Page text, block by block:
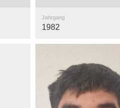
Jahrgang
1982